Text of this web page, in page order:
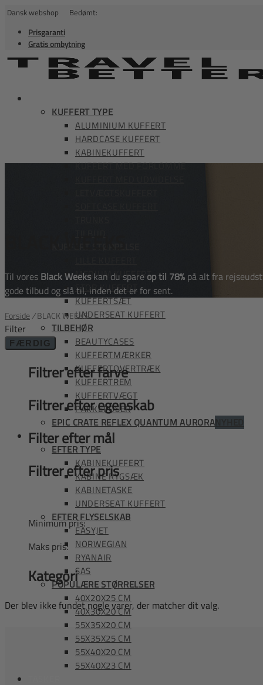
Dansk webshop Bedømt:
Prisgaranti
Gratis ombytning
KUFFERT TYPE
ALUMINIUM KUFFERT
HARDCASE KUFFERT
KABINEKUFFERT
KUFFERT MED FORLOMME
MEDIUM KUFFERT
STOR KUFFERT
KUFFERTSÆT
UNDERSEAT KUFFERT
TILBEHØR
BEAUTYCASES
KUFFERTMÆRKER
KUFFERTOVERTRÆK
KUFFERTREM
KUFFERTVÆGT
PAKKEPOSER
EPIC CRATE REFLEX QUANTUM AURORA
HÅNDBAGAGE
EFTER TYPE
KABINEKUFFERT
KABINE RYGSÆK
KABINETASKE
UNDERSEAT KUFFERT
EFTER FLYSELSKAB
EASYJET
NORWEGIAN
RYANAIR
SAS
POPULÆRE STØRRELSER
40X20X25 CM
40X30X20 CM
55X35X20 CM
55X35X25 CM
55X40X20 CM
55X40X23 CM
Til vores Black Weekskan du spare op til 78% på alt fra
gode tilbud og slå til, inden det er for sent.
Forside/BLACK WEEKS
Filter
FÆRDIG
Filtrer efter farve
Filtrer efter egenskab
Filter efter mål
Filtrer efter pris
Minimum pris:
Maks pris:
Kategori
Der blev ikke fundet nogle varer, der matcher dit valg.